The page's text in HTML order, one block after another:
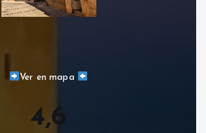
Ver en mapa
4,6